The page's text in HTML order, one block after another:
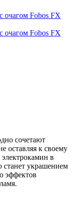
сочетают
оставляя к своему
в
станет украшением
эффектов